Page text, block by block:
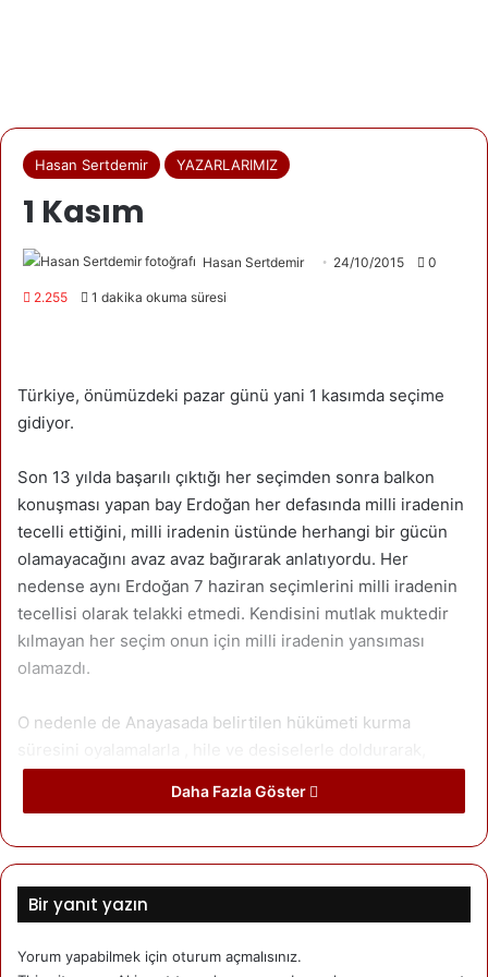
Hasan Sertdemir YAZARLARIMIZ
1 Kasım
Hasan Sertdemir 24/10/2015 0
2.255 1 dakika okuma süresi
Türkiye, önümüzdeki pazar günü yani 1 kasımda seçime
gidiyor.
Son 13 yılda başarılı çıktığı her seçimden sonra balkon
konuşması yapan bay Erdoğan her defasında milli iradenin
tecelli ettiğini, milli iradenin üstünde herhangi bir gücün
olamayacağını avaz avaz bağırarak anlatıyordu. Her
nedense aynı Erdoğan 7 haziran seçimlerini milli iradenin
tecellisi olarak telakki etmedi. Kendisini mutlak muktedir
kılmayan her seçim onun için milli iradenin yansıması
olamazdı.
O nedenle de Anayasada belirtilen hükümeti kurma
halkın 7 hazirandaki tercihini ve iradesini yok sayarak 1
kasımda yeniden seçime gidilmesi kararını aldı.
Elbette bu olup bitenler, bay Erdoğan ve AKP’nin
gizlemeye çalıştığı ajandasını ve art niyetini deşifre
ediyordu. Çevrilen saray hile entrikaları yetmemiş olacak ki
Erdoğan ve şürekası.
Daha Fazla Göster
Bir yanıt yazın
Yorum yapabilmek için oturum açmalısınız.